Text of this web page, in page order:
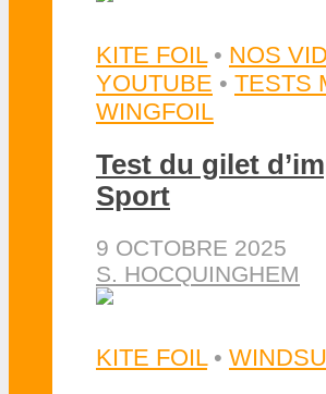
KITE FOIL • NOS
YOUTUBE • TESTS
WINGFOIL
Test du gilet
Sport
9 OCTOBRE 2025
S. HOCQUINGHEM
KITE FOIL •